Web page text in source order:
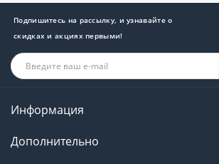
Подпишитесь на рассылку, и узнавайте о
скидках и акциях первыми!
Информация
Дополнительно